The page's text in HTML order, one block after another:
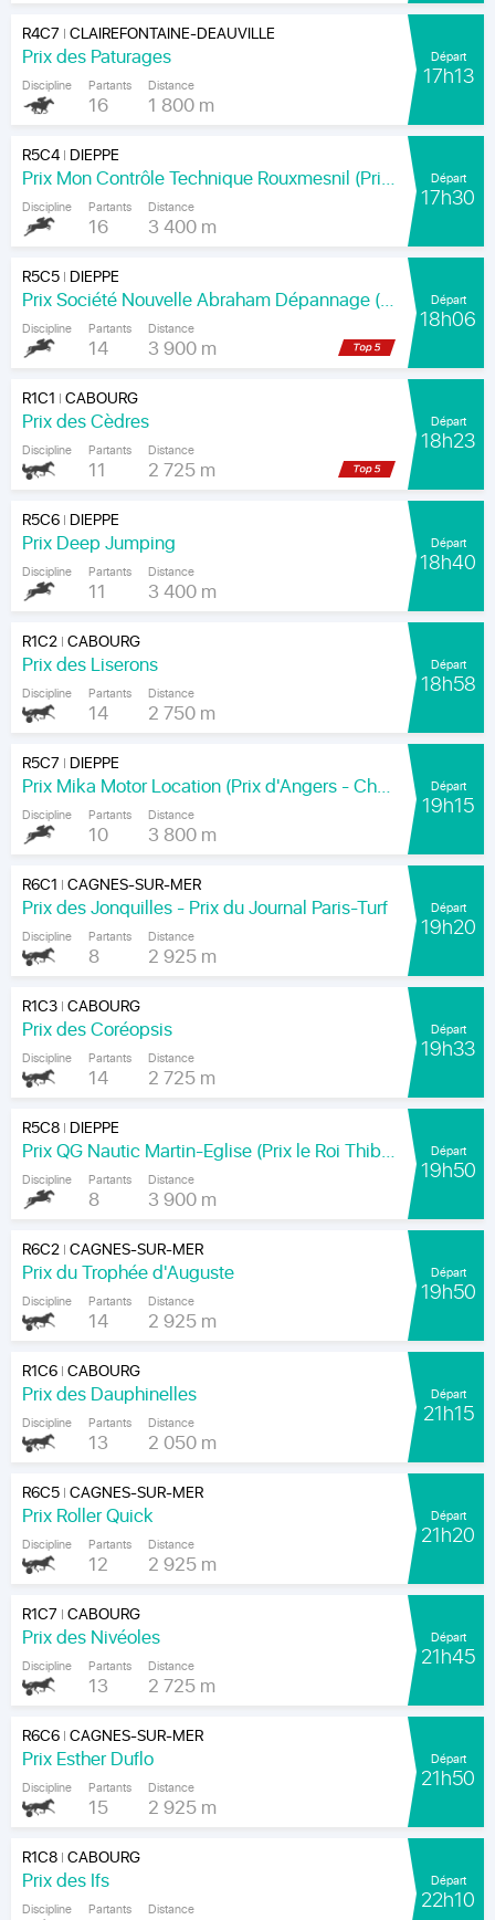
R4C7 |CLAIREFONTAINE-DEAUVILLE
Prix des Paturages
Discipline Partants
16
Distance
1 800 m
Départ
17h13
R5C4| DIEPPE
Prix Mon Contrôle Technique Rouxmesnil (Prix Jean de la Rochefoucauld)
Discipline Partants
16
Distance
3 400 m
Départ
17h30
R5C5| DIEPPE
Prix Société Nouvelle Abraham Dépannage (Prix Arenice)
Discipline Partants
14
Distance
3 900 m
Départ
18h06
R1C1 |CABOURG
Prix des Cèdres
Discipline Partants
11
Distance
2 725 m
Départ
18h23
R5C6| DIEPPE
Prix Deep Jumping
Discipline Partants
11
Distance
3 400 m
Départ
18h40
R1C2|CABOURG
Prix des Liserons
Discipline Partants
14
Distance
2 750 m
Départ
18h58
R5C7 | DIEPPE
Prix Mika Motor Location (Prix d'Angers - Chamionnat Paris-Turf des Apprentis-Jeunes-Jockeys)
Discipline Partants
10
Distance
3 800 m
Départ
19h15
R6C1 |CAGNES-SUR-MER
Prix des Jonquilles - Prix du Journal Paris-Turf
Discipline Partants
8
Distance
2 925 m
Départ
19h20
R1C3|CABOURG
Prix des Coréopsis
Discipline Partants
14
Distance
2 725 m
Départ
19h33
R5C8| DIEPPE
Prix QG Nautic Martin-Eglise (Prix le Roi Thibault)
Discipline Partants
8
Distance
3 900 m
Départ
19h50
R6C2|CAGNES-SUR-MER
Prix du Trophée d'Auguste
Discipline Partants
14
Distance
2 925 m
Départ
19h50
R1C6|CABOURG
Prix des Dauphinelles
Discipline Partants
13
Distance
2 050 m
Départ
21h15
R6C5|CAGNES-SUR-MER
Prix Roller Quick
Discipline Partants
12
Distance
2 925 m
Départ
21h20
R1C7 |CABOURG
Prix des Nivéoles
Discipline Partants
13
Distance
2 725 m
Départ
21h45
R6C6|CAGNES-SUR-MER
Prix Esther Duflo
Discipline Partants
15
Distance
2 925 m
Départ
21h50
R1C8|CABOURG
Prix des Ifs
Discipline Partants Distance
Départ
22h10